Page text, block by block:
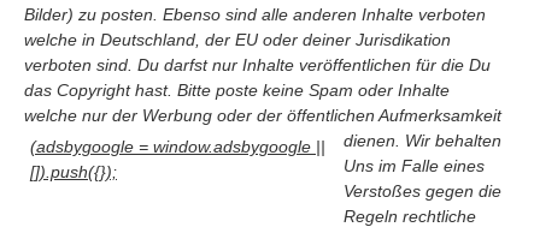
Bilder) zu posten. Ebenso sind alle anderen Inhalte verboten
welche in Deutschland, der EU oder deiner Jurisdikation
verboten sind. Du darfst nur Inhalte veröffentlichen für die Du
das Copyright hast. Bitte poste keine Spam oder Inhalte
welche nur der Werbung oder der öffentlichen Aufmerksamkeit
dienen
(adsbygoogle = window.adsbygoogle ||
[]).push({});
. Wir behalten
Uns im Falle eines
Verstoßes gegen die
Regeln rechtliche